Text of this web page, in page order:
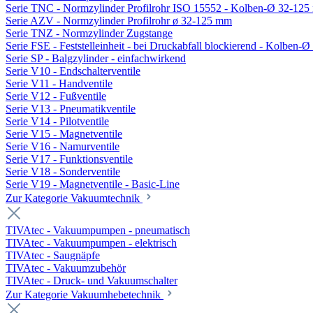
Serie TNC - Normzylinder Profilrohr ISO 15552 - Kolben-Ø 32-125
Serie AZV - Normzylinder Profilrohr ø 32-125 mm
Serie TNZ - Normzylinder Zugstange
Serie FSE - Feststelleinheit - bei Druckabfall blockierend - Kolben-Ø
Serie SP - Balgzylinder - einfachwirkend
Serie V10 - Endschalterventile
Serie V11 - Handventile
Serie V12 - Fußventile
Serie V13 - Pneumatikventile
Serie V14 - Pilotventile
Serie V15 - Magnetventile
Serie V16 - Namurventile
Serie V17 - Funktionsventile
Serie V18 - Sonderventile
Serie V19 - Magnetventile - Basic-Line
Zur Kategorie Vakuumtechnik
TIVAtec - Vakuumpumpen - pneumatisch
TIVAtec - Vakuumpumpen - elektrisch
TIVAtec - Saugnäpfe
TIVAtec - Vakuumzubehör
TIVAtec - Druck- und Vakuumschalter
Zur Kategorie Vakuumhebetechnik